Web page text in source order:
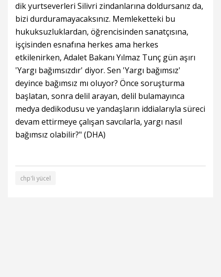
dik yurtseverleri Silivri zindanlarına doldursanız da,
bizi durduramayacaksınız. Memleketteki bu
hukuksuzluklardan, öğrencisinden sanatçısına,
işçisinden esnafına herkes ama herkes
etkilenirken, Adalet Bakanı Yılmaz Tunç gün aşırı
'Yargı bağımsızdır' diyor. Sen 'Yargı bağımsız'
deyince bağımsız mı oluyor? Önce soruşturma
başlatan, sonra delil arayan, delil bulamayınca
medya dedikodusu ve yandaşların iddialarıyla süreci
devam ettirmeye çalışan savcılarla, yargı nasıl
bağımsız olabilir?" (DHA)
chp'li yücel